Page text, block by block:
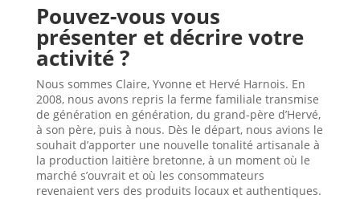
Pouvez-vous vous
présenter et décrire votre
activité ?
Nous sommes Claire, Yvonne et Hervé Harnois. En
2008, nous avons repris la ferme familiale transmise
de génération en génération, du grand-père d’Hervé,
à son père, puis à nous. Dès le départ, nous avions le
souhait d’apporter une nouvelle tonalité artisanale à
la production laitière bretonne, à un moment où le
marché s’ouvrait et où les consommateurs
revenaient vers des produits locaux et authentiques.